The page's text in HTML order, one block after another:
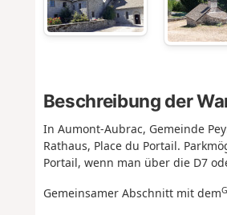
Beschreibung der
In Aumont-Aubrac, Gemeinde
Rathaus, Place du Portail.
Portail, wenn man über die D7
Gemeinsamer Abschnitt mit dem